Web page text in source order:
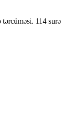
114 surə